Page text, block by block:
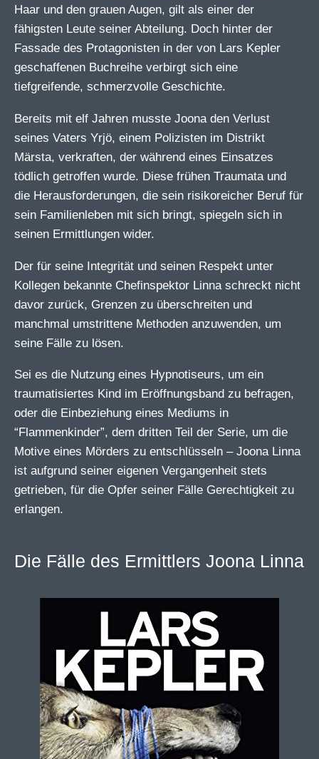
Haar und den grauen Augen, gilt als einer der
fähigsten Leute seiner Abteilung. Doch hinter der
Fassade des Protagonisten in der von Lars Kepler
geschaffenen Buchreihe verbirgt sich eine
tiefgreifende, schmerzvolle Geschichte.
Bereits mit elf Jahren musste Joona den Verlust
seines Vaters Yrjö, einem Polizisten im Distrikt
Märsta, verkraften, der während eines Einsatzes
tödlich getroffen wurde. Diese frühen Traumata und
die Herausforderungen, die sein risikoreicher Beruf für
sein Familienleben mit sich bringt, spiegeln sich in
seinen Ermittlungen wider.
Der für seine Integrität und seinen Respekt unter
Kollegen bekannte Chefinspektor Linna schreckt nicht
davor zurück, Grenzen zu überschreiten und
manchmal umstrittene Methoden anzuwenden, um
seine Fälle zu lösen.
Sei es die Nutzung eines Hypnotiseurs, um ein
traumatisiertes Kind im Eröffnungsband zu befragen,
oder die Einbeziehung eines Mediums in
“Flammenkinder”, dem dritten Teil der Serie, um die
Motive eines Mörders zu entschlüsseln – Joona Linna
ist aufgrund seiner eigenen Vergangenheit stets
getrieben, für die Opfer seiner Fälle Gerechtigkeit zu
erlangen.
Die Fälle des Ermittlers Joona Linna